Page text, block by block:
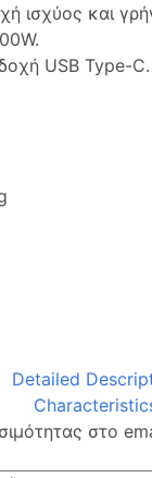
ισχύος και
USB Type-C.
Detailed
στο